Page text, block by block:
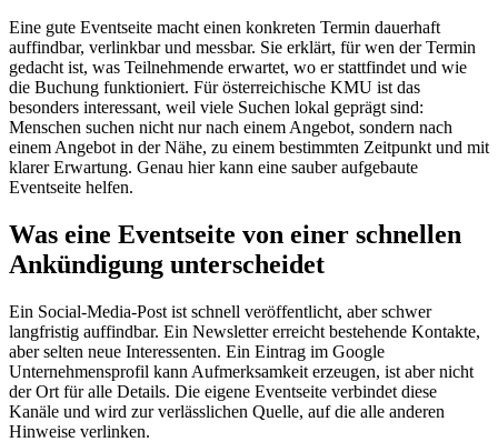
Eine gute Eventseite macht einen konkreten Termin dauerhaft
auffindbar, verlinkbar und messbar. Sie erklärt, für wen der Termin
gedacht ist, was Teilnehmende erwartet, wo er stattfindet und wie
die Buchung funktioniert. Für österreichische KMU ist das
besonders interessant, weil viele Suchen lokal geprägt sind:
Menschen suchen nicht nur nach einem Angebot, sondern nach
einem Angebot in der Nähe, zu einem bestimmten Zeitpunkt und mit
klarer Erwartung. Genau hier kann eine sauber aufgebaute
Eventseite helfen.
Was eine Eventseite von einer schnellen
Ankündigung unterscheidet
Ein Social-Media-Post ist schnell veröffentlicht, aber schwer
langfristig auffindbar. Ein Newsletter erreicht bestehende Kontakte,
aber selten neue Interessenten. Ein Eintrag im Google
Unternehmensprofil kann Aufmerksamkeit erzeugen, ist aber nicht
der Ort für alle Details. Die eigene Eventseite verbindet diese
Kanäle und wird zur verlässlichen Quelle, auf die alle anderen
Hinweise verlinken.